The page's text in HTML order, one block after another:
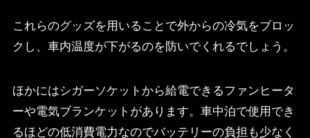
これらのグッズを用いることで外からの冷気をブロッ
クし、車内温度が下がるのを防いでくれるでしょう。
ほかにはシガーソケットから給電できるファンヒータ
ーや電気ブランケットがあります。車中泊で使用でき
るほどの低消費電力なのでバッテリーの負担も少なく